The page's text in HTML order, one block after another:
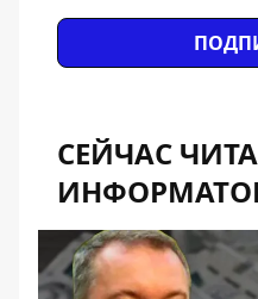
СЕЙЧАС